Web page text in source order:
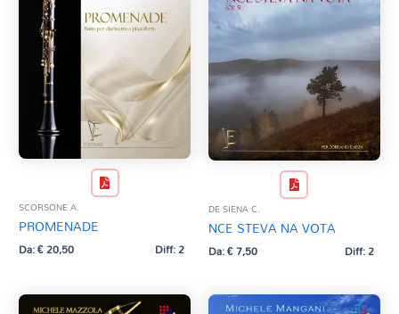
SCORSONE A.
PROMENADE
Da:€20,50 Diff: 2
DE SIENA C.
NCE STEVA NA VOTA
Da:€7,50 Diff: 2